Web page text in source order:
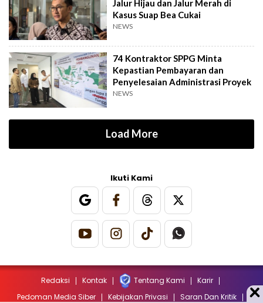
Jalur Hijau dan Jalur Merah di
Kasus Suap Bea Cukai
NEWS
74 Kontraktor SPPG Minta
Kepastian Pembayaran dan
Penyelesaian Administrasi Proyek
NEWS
Load More
Ikuti Kami
Redaksi Kontak Tentang Kami
Karir
Pedoman Media Siber
Kebijakan Privasi Saran Dan Kritik